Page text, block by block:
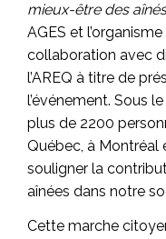
mieux-être des aînés
AGES et
collaboration avec
l’AREQ à titre de
l’événement. Sous
plus de 2200
Québec, à Montréal
souligner la
aînées dans notre
Cette marche